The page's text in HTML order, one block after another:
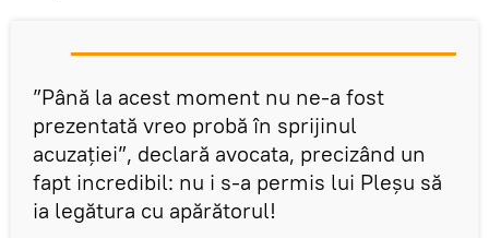
”Până la acest moment nu ne-a fost
prezentată vreo probă în sprijinul
acuzaţiei”, declară avocata, precizând un
fapt incredibil: nu i s-a permis lui Pleșu să
ia legătura cu apărătorul!